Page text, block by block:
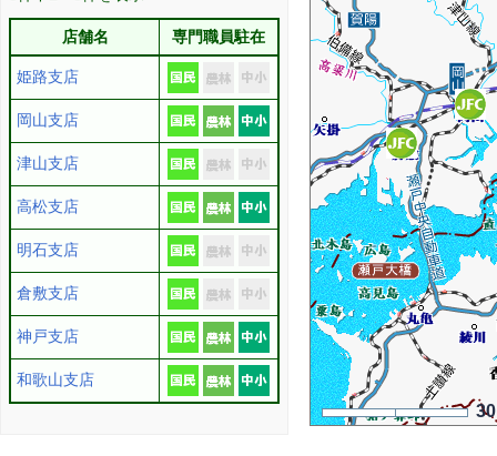
店舗名 専門職員駐在
姫路支店
岡山支店
津山支店
高松支店
明石支店
倉敷支店
神戸支店
和歌山支店